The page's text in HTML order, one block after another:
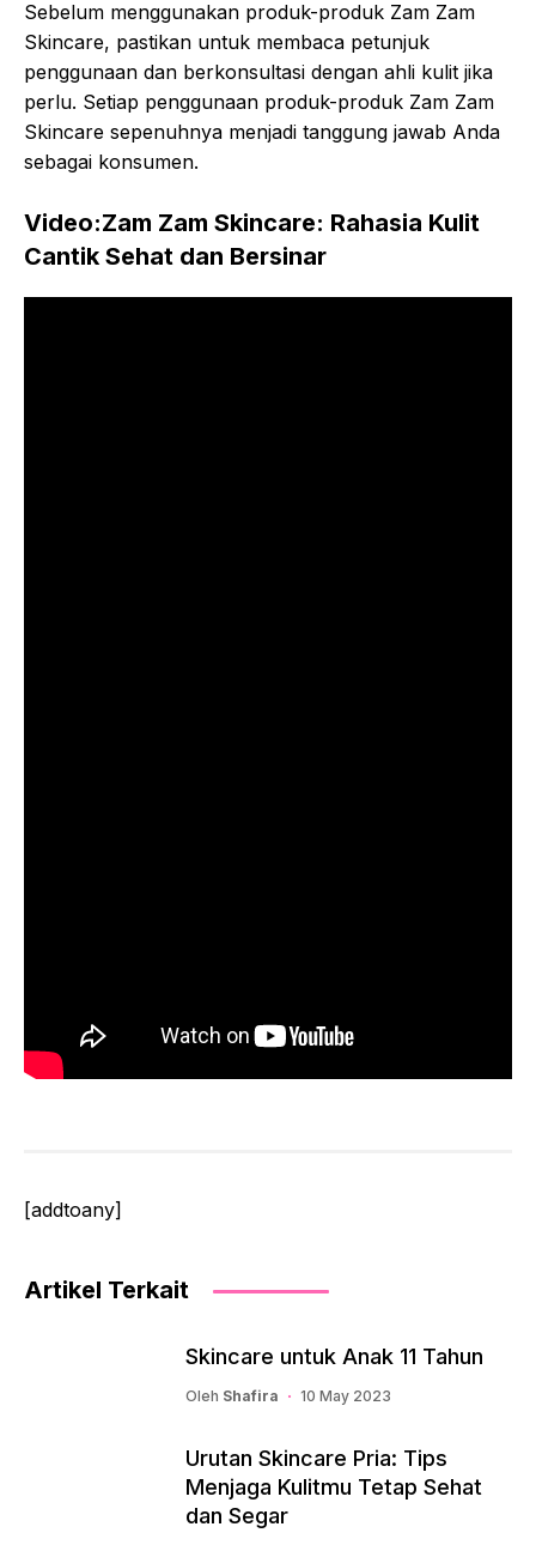
Sebelum menggunakan produk-produk Zam Zam
Skincare, pastikan untuk membaca petunjuk
penggunaan dan berkonsultasi dengan ahli kulit jika
perlu. Setiap penggunaan produk-produk Zam Zam
Skincare sepenuhnya menjadi tanggung jawab Anda
sebagai konsumen.
Video:Zam Zam Skincare: Rahasia Kulit
Cantik Sehat dan Bersinar
[addtoany]
Artikel Terkait
Skincare untuk Anak 11 Tahun
Oleh Shafira 10 May 2023
Urutan Skincare Pria: Tips
Menjaga Kulitmu Tetap Sehat
dan Segar